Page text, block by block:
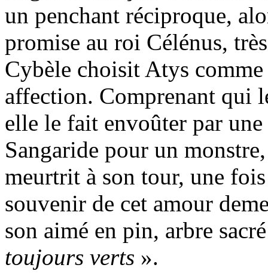
un penchant réciproque,
promise au roi Célénus,
Cybèle choisit Atys
affection. Comprenant qui
elle le fait envoûter par
Sangaride pour un
meurtrit à son tour, une
souvenir de cet amour
son aimé en pin, arbre
toujours verts ».